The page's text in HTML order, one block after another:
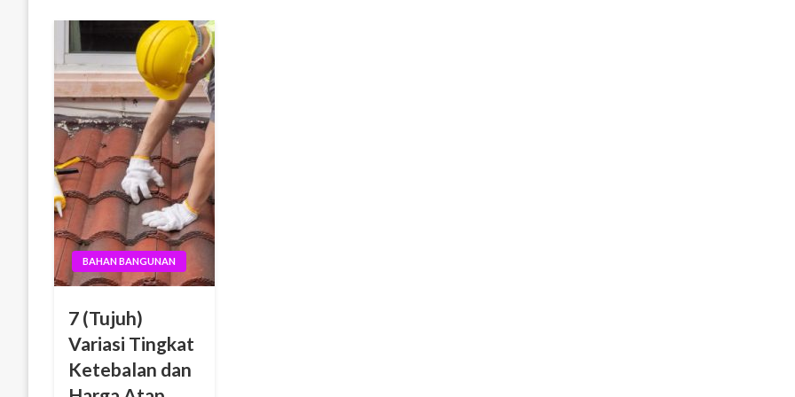
BAHAN BANGUNAN
7 (Tujuh)
Variasi Tingkat
Ketebalan dan